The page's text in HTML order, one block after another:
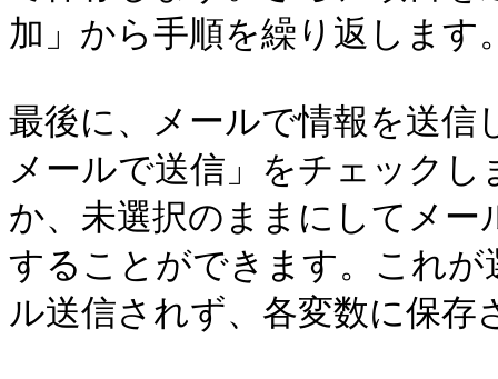
加」から手順を繰り返します
最後に、メールで情報を送信
メールで送信」をチェック
か、未選択のままにしてメ
することができます。これ
ル送信されず、各変数に保存